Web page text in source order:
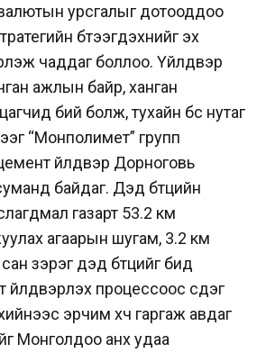
урсгалыг дотооддоо
бүтээгдэхүүнийг эх
чаддаг боллоо. Үйлдвэр
ажлын байр, ханган
бий болж, тухайн бүс нутаг
“Монполимет” групп
үйлдвэр Дорноговь
байдаг. Дэд бүтцийн
газарт 53.2 км
агаарын шугам, 3.2 км
зэрэг дэд бүтцийг бид
процессоос үүсдэг
эрчим хүч гаргаж авдаг
Монголдоо анх удаа